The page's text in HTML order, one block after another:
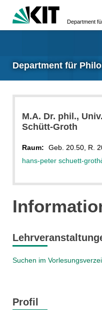
Department
Department für
M.A. Dr. phil.,
Schütt-Groth
Raum:
Geb. 20.50, R.
hans-peter schuett-groth
Suchen im
Profil